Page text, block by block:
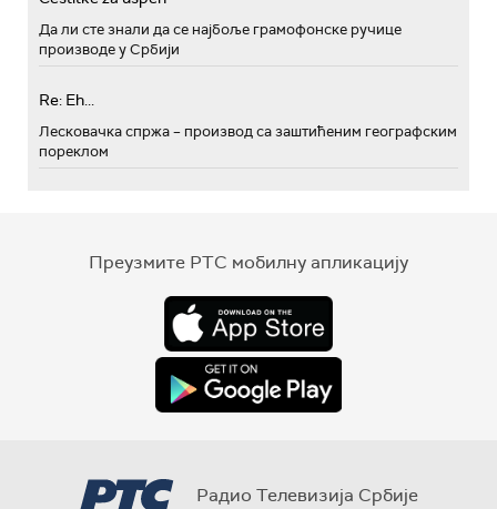
Да ли сте знали да се најбоље грамофонске ручице
производе у Србији
Re: Eh...
Лесковачка спржа – производ са заштићеним географским
пореклом
Преузмите РТС мобилну апликацију
Радио Телевизија Србије